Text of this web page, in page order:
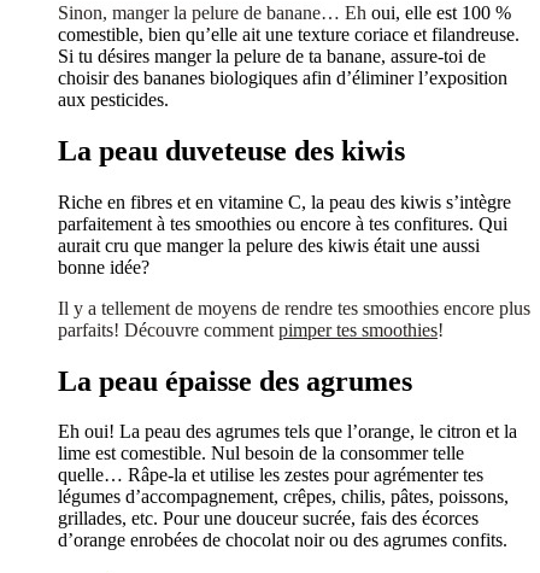
Sinon, manger la pelure de banane… Eh oui, elle est 100 %
comestible, bien qu’elle ait une texture coriace et filandreuse.
Si tu désires manger la pelure de ta banane, assure-toi de
choisir des bananes biologiques afin d’éliminer l’exposition
aux pesticides.
La peau duveteuse des kiwis
Riche en fibres et en vitamine C, la peau des kiwis s’intègre
parfaitement à tes smoothies ou encore à tes confitures. Qui
aurait cru que manger la pelure des kiwis était une aussi
bonne idée?
Il y a tellement de moyens de rendre tes smoothies encore plus
parfaits! Découvre comment pimper tes smoothies!
La peau épaisse des agrumes
Eh oui! La peau des agrumes tels que l’orange, le citron et la
lime est comestible. Nul besoin de la consommer telle
quelle… Râpe-la et utilise les zestes pour agrémenter tes
légumes d’accompagnement, crêpes, chilis, pâtes, poissons,
grillades, etc. Pour une douceur sucrée, fais des écorces
d’orange enrobées de chocolat noir ou des agrumes confits.